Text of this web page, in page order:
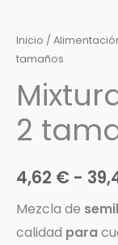
Inicio /
tamaños
2
4,62 € -
Mezcla de
calidad para